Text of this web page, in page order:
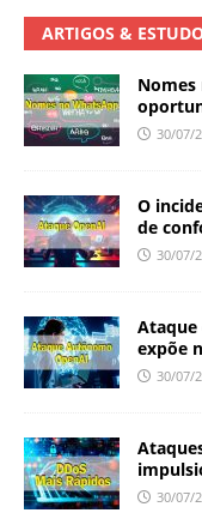
ARTIGOS &
30/07/
O
de
30/07/
Ataque
expõe
30/07/
30/07/